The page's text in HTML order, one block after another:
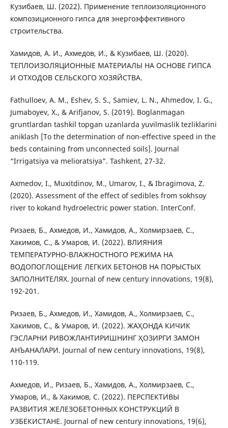
Кузибаев, Ш. (2022). Применение теплоизоляционного
композиционного гипса для энергоэффективного
строительства.
Хамидов, А. И., Ахмедов, И., & Кузибаев, Ш. (2020).
ТЕПЛОИЗОЛЯЦИОННЫЕ МАТЕРИАЛЫ НА ОСНОВЕ ГИПСА
И ОТХОДОВ СЕЛЬСКОГО ХОЗЯЙСТВА.
Fathulloev, A. M., Eshev, S. S., Samiev, L. N., Ahmedov, I. G.,
Jumaboyev, X., & Arifjanov, S. (2019). Boglanmagan
gruntlardan tashkil topgan uzanlarda yuvilmaslik tezliklarini
aniklash [To the determination of non-effective speed in the
beds containing from unconnected soils]. Journal
“Irrigatsiya va melioratsiya”. Tashkent, 27-32.
Axmedov, I., Muxitdinov, M., Umarov, I., & Ibragimova, Z.
(2020). Assessment of the effect of sedibles from sokhsoy
river to kokand hydroelectric power station. InterConf.
Ризаев, Б., Ахмедов, И., Хамидов, А., Холмирзаев, С.,
Хакимов, С., & Умаров, И. (2022). ВЛИЯНИЯ
ТЕМПЕРАТУРНО-ВЛАЖНОСТНОГО РЕЖИМА НА
ВОДОПОГЛОЩЕНИЕ ЛЕГКИХ БЕТОНОВ НА ПОРЫСТЫХ
ЗАПОЛНИТЕЛЯХ. Journal of new century innovations, 19(8),
192-201.
Ризаев, Б., Ахмедов, И., Хамидов, А., Холмирзаев, С.,
Хакимов, С., & Умаров, И. (2022). ЖАҲОНДА КИЧИК
ГЭСЛАРНИ РИВОЖЛАНТИРИШНИНГ ҲОЗИРГИ ЗАМОН
АНЪАНАЛАРИ. Journal of new century innovations, 19(8),
110-119.
Ахмедов, И., Ризаев, Б., Хамидов, А., Холмирзаев, С.,
Умаров, И., & Хакимов, С. (2022). ПЕРСПЕКТИВЫ
РАЗВИТИЯ ЖЕЛЕЗОБЕТОННЫХ КОНСТРУКЦИЙ В
УЗБЕКИСТАНЕ. Journal of new century innovations, 19(6),